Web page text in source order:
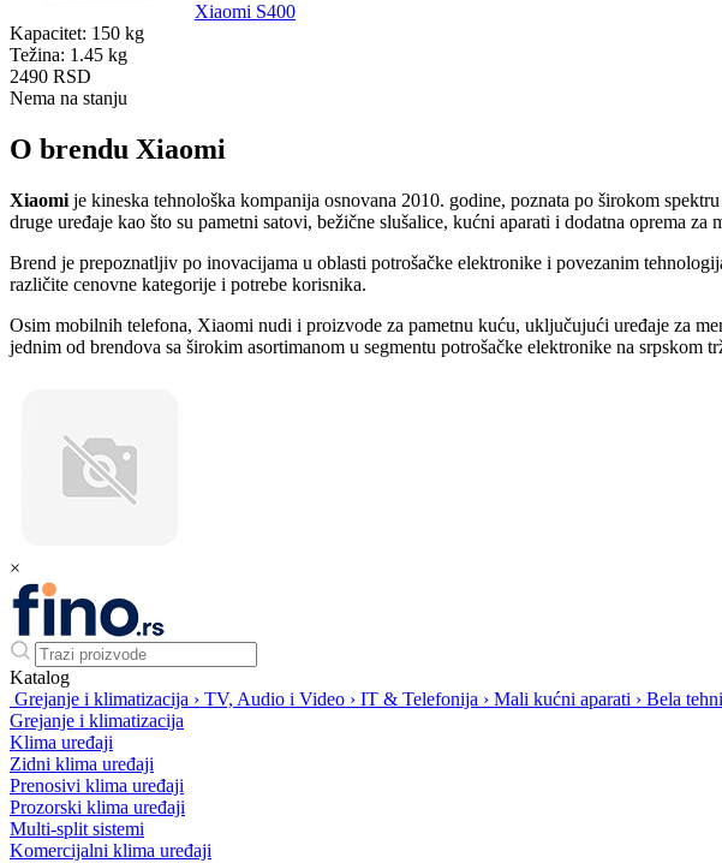
Xiaomi S400
Kapacitet: 150 kg
Težina: 1.45 kg
2490 RSD
Nema na stanju
O brendu Xiaomi
Xiaomi je kineska tehnološka kompanija osnovana 2010. godine, poznata po širokom
druge uređaje kao što su pametni satovi, bežične slušalice, kućni aparati i dodatna oprema za
Brend je prepoznatljiv po inovacijama u oblasti potrošačke elektronike i povezanim
različite cenovne kategorije i potrebe korisnika.
Osim mobilnih telefona, Xiaomi nudi i proizvode za pametnu kuću, uključujući uređaje za
jednim od brendova sa širokim asortimanom u segmentu potrošačke elektronike na srpskom
×
Katalog
Grejanje i klimatizacija › TV, Audio i Video › IT & Telefonija › Mali kućni aparati › Bela
Grejanje i klimatizacija
Klima uređaji
Zidni klima uređaji
Prenosivi klima uređaji
Prozorski klima uređaji
Multi-split sistemi
Komercijalni klima uređaji